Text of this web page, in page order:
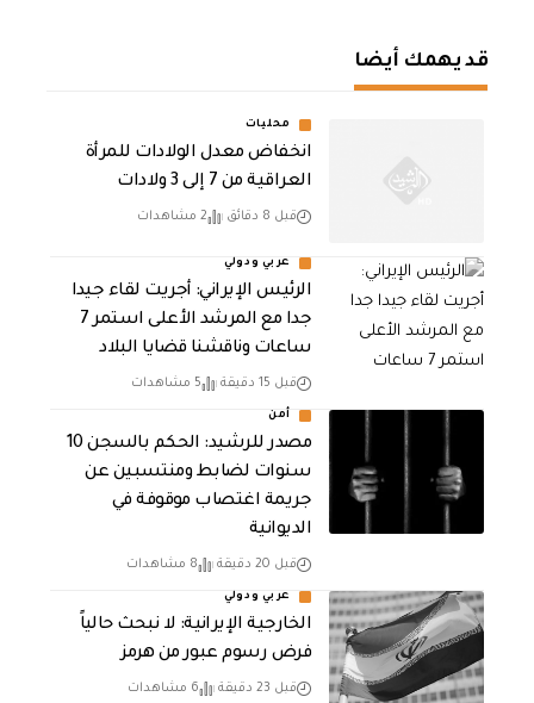
قد يهمك أيضا
محليات
انخفاض معدل الولادات للمرأة
العراقية من 7 إلى 3 ولادات
قبل 8 دقائق 2 مشاهدات
عربي ودولي
الرئيس الإيراني: أجريت لقاء جيدا
جدا مع المرشد الأعلى استمر 7
ساعات وناقشنا قضايا البلاد
قبل 15 دقيقة 5 مشاهدات
أمن
مصدر للرشيد: الحكم بالسجن 10
سنوات لضابط ومنتسبين عن
جريمة اغتصاب موقوفة في
الديوانية
قبل 20 دقيقة 8 مشاهدات
عربي ودولي
الخارجية الإيرانية: لا نبحث حالياً
فرض رسوم عبور من هرمز
قبل 23 دقيقة 6 مشاهدات